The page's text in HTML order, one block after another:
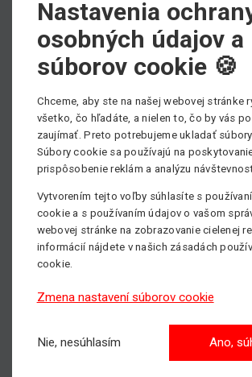
Výber kategórie
Nožnicové plošiny
Max. pracovná výška: 18m
Kĺbové plošiny
Max. pracovná výška: 43m
Stĺpové plošiny
Nastavenia
osobných údajov a
súborov cookie 🍪
Chceme, aby ste na našej webovej stránke
všetko, čo hľadáte, a nielen to, čo by vás
zaujímať. Preto potrebujeme ukladať
Súbory cookie sa používajú na
prispôsobenie reklám a analýzu
Vytvorením tejto voľby súhlasíte s
cookie a s používaním údajov o vašom
webovej stránke na zobrazovanie cielenej
informácií nájdete v našich zásadách
cookie.
Zmena nastavení súborov cookie
Nie, nesúhlasím Ano,